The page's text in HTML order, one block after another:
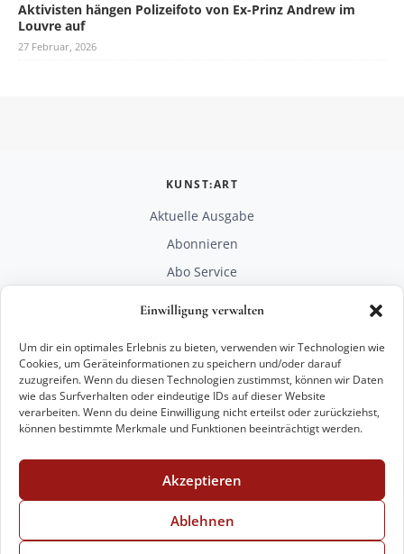
Einwilligung verwalten
Um dir ein optimales Erlebnis zu bieten, verwenden wir Technologien wie
Cookies, um Geräteinformationen zu speichern und/oder darauf
zuzugreifen. Wenn du diesen Technologien zustimmst, können wir Daten
wie das Surfverhalten oder eindeutige IDs auf dieser Website
verarbeiten. Wenn du deine Einwilligung nicht erteilst oder zurückziehst,
können bestimmte Merkmale und Funktionen beeinträchtigt werden.
Akzeptieren
Ablehnen
Aktivisten hängen Polizeifoto von Ex-Prinz Andrew im
Louvre auf
27 Februar, 2026
KUNST:ART
Aktuelle Ausgabe
Abonnieren
Abo Service
RECHTLICHES
Impressum
Datenschutz
KONTAKT
+49 221 29 28 27 21